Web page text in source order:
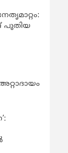
പുതിയ